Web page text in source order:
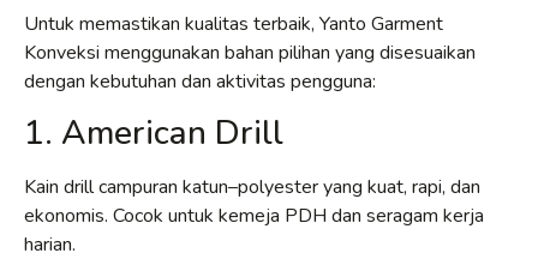
Untuk memastikan kualitas terbaik, Yanto Garment
Konveksi menggunakan bahan pilihan yang disesuaikan
dengan kebutuhan dan aktivitas pengguna:
1. American Drill
Kain drill campuran katun–polyester yang kuat, rapi, dan
ekonomis. Cocok untuk kemeja PDH dan seragam kerja
harian.